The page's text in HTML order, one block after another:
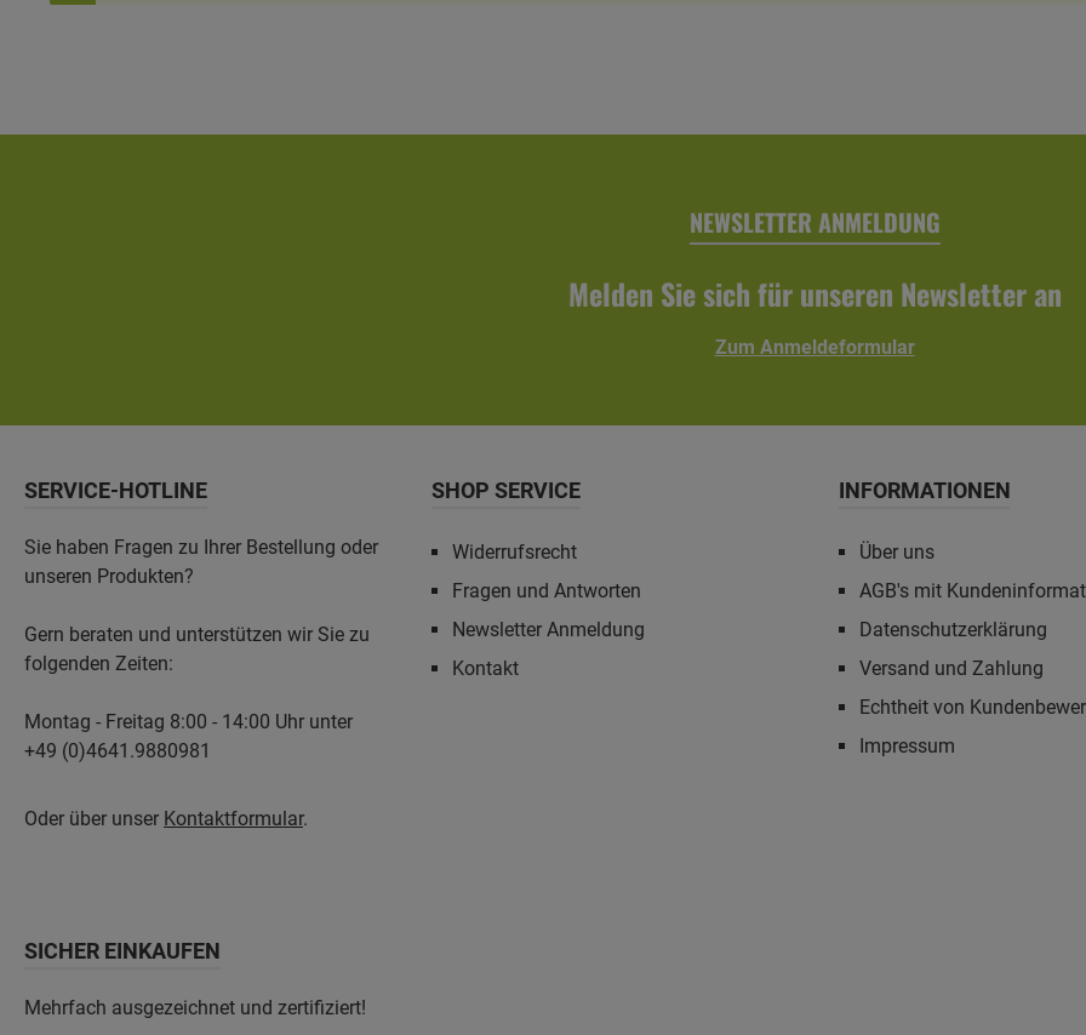
NEWSLETTER ANMELDUNG
Melden Sie sich für unseren Newsletter an
Zum Anmeldeformular
SERVICE-HOTLINE
Sie haben Fragen zu Ihrer Bestellung oder
unseren Produkten?
Gern beraten und unterstützen wir Sie zu
folgenden Zeiten:
Montag - Freitag 8:00 - 14:00 Uhr unter
+49 (0)4641.9880981
Oder über unser Kontaktformular.
SHOP SERVICE
Widerrufsrecht
Fragen und Antworten
Newsletter Anmeldung
Kontakt
INFORMATIONEN
Über uns
AGB's mit
Datenschutzerklärung
Versand und Zahlung
Echtheit von
Impressum
SICHER EINKAUFEN
Mehrfach ausgezeichnet und zertifiziert!